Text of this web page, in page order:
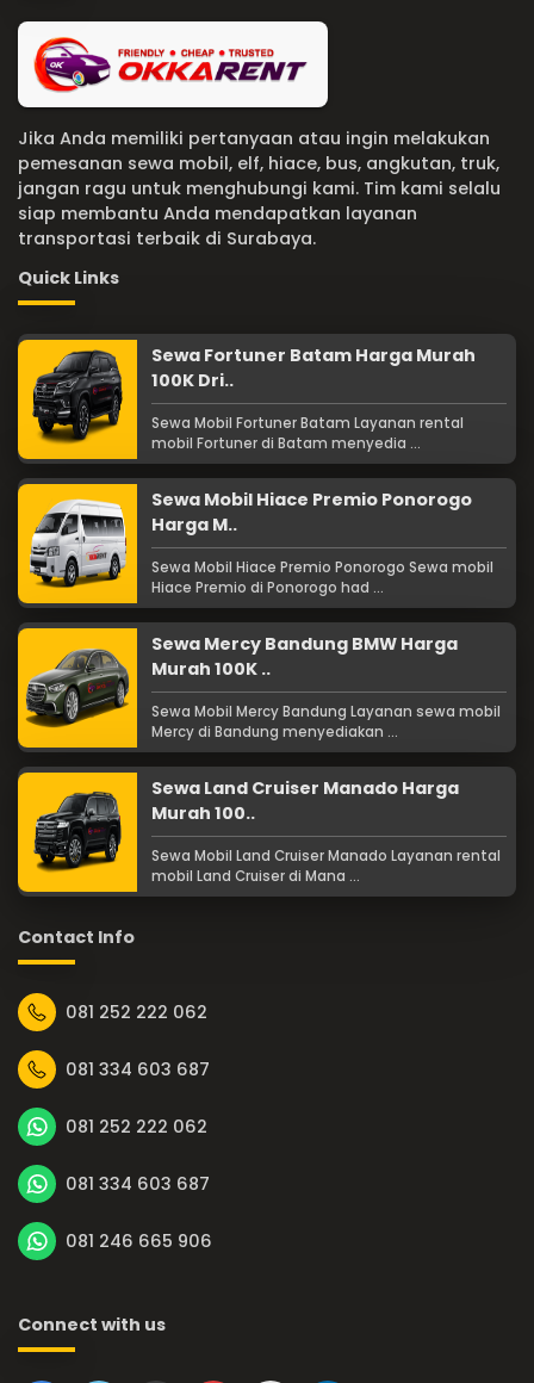
Jika Anda memiliki pertanyaan atau ingin melakukan
pemesanan sewa mobil, elf, hiace, bus, angkutan, truk,
jangan ragu untuk menghubungi kami. Tim kami selalu
siap membantu Anda mendapatkan layanan
transportasi terbaik di Surabaya.
Quick Links
Sewa Fortuner Batam Harga Murah
100K Dri..
Sewa Mobil Fortuner Batam Layanan rental
mobil Fortuner di Batam menyedia ...
Sewa Mobil Hiace Premio Ponorogo
Harga M..
Sewa Mobil Hiace Premio Ponorogo Sewa mobil
Hiace Premio di Ponorogo had ...
Sewa Mercy Bandung BMW Harga
Murah 100K ..
Sewa Mobil Mercy Bandung Layanan sewa mobil
Mercy di Bandung menyediakan ...
Sewa Land Cruiser Manado Harga
Murah 100..
Sewa Mobil Land Cruiser Manado Layanan rental
mobil Land Cruiser di Mana ...
Contact Info
081 252 222 062
081 334 603 687
081 252 222 062
081 334 603 687
081 246 665 906
Connect with us